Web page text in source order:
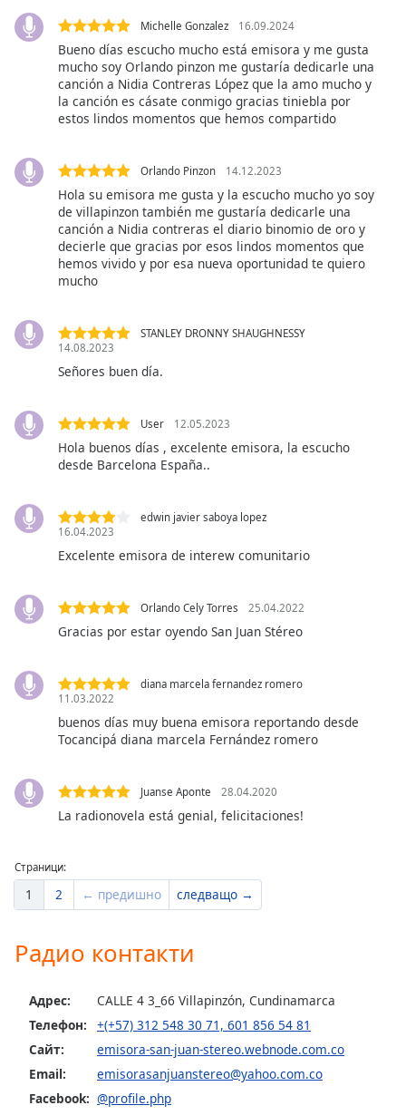
off
selected
Fullscreen
This
dialog
cancel
and
window.
Opacity
Text
Background
Color
Edge
Style
Michelle Gonzalez 16.09.2024
Bueno días escucho mucho está emisora y me gusta
mucho soy Orlando pinzon me gustaría dedicarle una
canción a Nidia Contreras López que la amo mucho y
la canción es cásate conmigo gracias tiniebla por
estos lindos momentos que hemos compartido
Orlando Pinzon 14.12.2023
Hola su emisora me gusta y la escucho mucho yo soy
de villapinzon también me gustaría dedicarle una
canción a Nidia contreras el diario binomio de oro y
decierle que gracias por esos lindos momentos que
hemos vivido y por esa nueva oportunidad te quiero
mucho
STANLEY DRONNY SHAUGHNESSY
14.08.2023
Señores buen día.
User 12.05.2023
Hola buenos días , excelente emisora, la escucho
desde Barcelona España..
edwin javier saboya lopez
16.04.2023
Excelente emisora de interew comunitario
Orlando Cely Torres 25.04.2022
Gracias por estar oyendo San Juan Stéreo
diana marcela fernandez romero
11.03.2022
buenos días muy buena emisora reportando desde
Tocancipá diana marcela Fernández romero
Juanse Aponte 28.04.2020
La radionovela está genial, felicitaciones!
Страници:
1 2 ← предишно следващо →
Радио контакти
Адрес:
CALLE 4 3_66 Villapinzón, Cundinamarca
Телефон:
+(+57) 312 548 30 71, 601 856 54 81
Сайт:
emisora-san-juan-stereo.webnode.com.co
Email:
emisorasanjuanstereo@yahoo.com.co
Facebook: @profile.php